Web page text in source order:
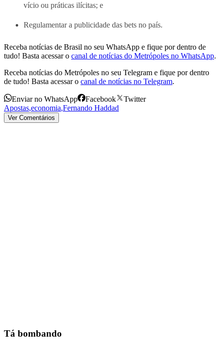
vício ou práticas ilícitas; e
Regulamentar a publicidade das bets no país.
Receba notícias de Brasil no seu WhatsApp e fique por dentro de
tudo! Basta acessar o canal de notícias do Metrópoles no WhatsApp.
Receba notícias do Metrópoles no seu Telegram e fique por dentro
de tudo! Basta acessar o canal de notícias no Telegram.
Enviar no WhatsApp Facebook
Twitter
Apostas,economia,Fernando Haddad
Ver Comentários
Tá bombando